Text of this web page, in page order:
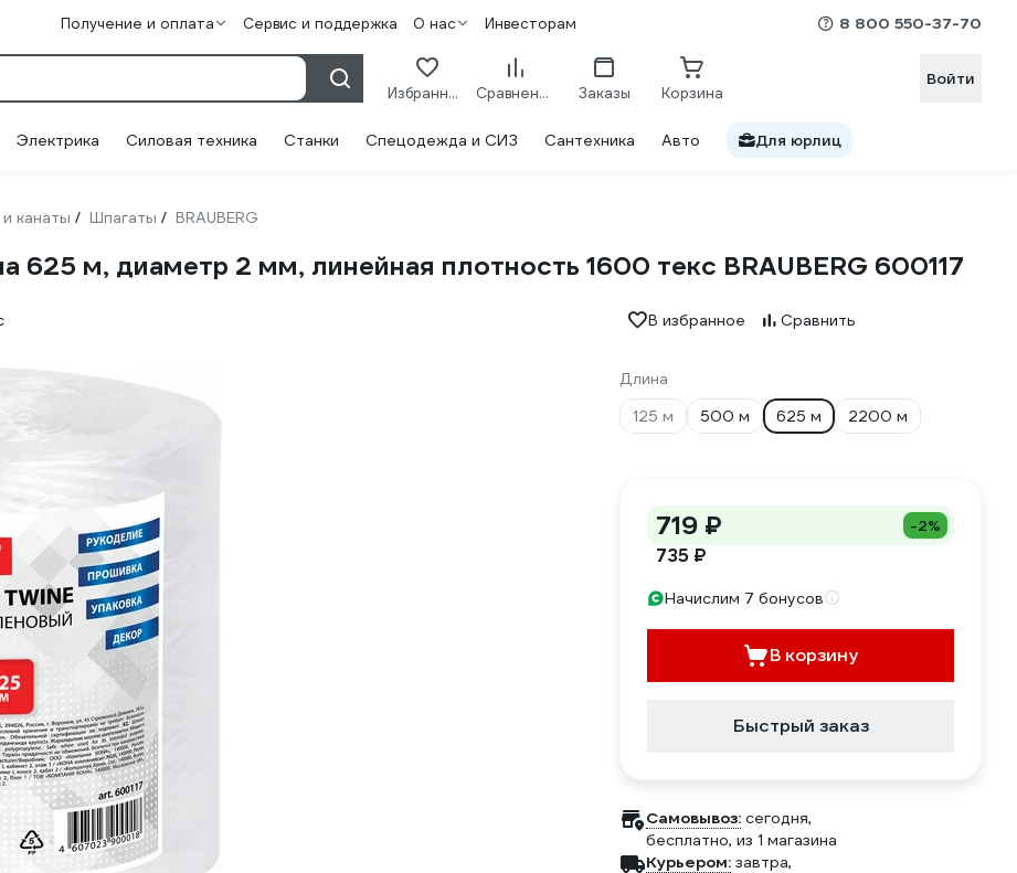
Получение и оплата Сервис и поддержка О нас Инвесторам 8 800 550-37-70
Избранное Сравнение Заказы Корзина
Войти
Электрика Силовая техника Станки Спецодежда и СИЗ Сантехника Авто Для юрлиц
канаты / Шпагаты / BRAUBERG
625 м, диаметр 2 мм, линейная плотность 1600 текс BRAUBERG 600117
В избранное Сравнить
Длина
125 м
500 м 625 м 2200 м
719 ₽ -2%
735 ₽
Начислим 7 бонусов
В корзину
Быстрый заказ
Самовывоз: сегодня,
бесплатно, из 1 магазина
Курьером: завтра,